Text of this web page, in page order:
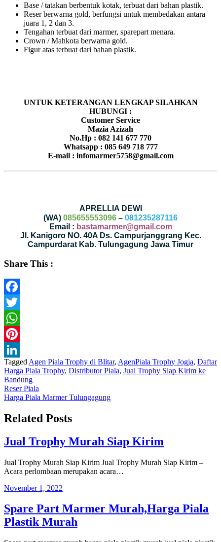
Base / tatakan berbentuk kotak, terbuat dari bahan plastik.
Reser berwarna gold, berfungsi untuk membedakan antara
juara 1, 2 dan 3.
Tengahan terbuat dari marmer, sparepart menara.
Crown / Mahkota berwarna gold.
Figur atas terbuat dari bahan plastik.
UNTUK KETERANGAN LENGKAP SILAHKAN
HUBUNGI :
Customer Service
Mazia Azizah
No.Hp : 082 141 677 770
Whatsapp : 085 649 718 777
E-mail : infomarmer5758@gmail.com
APRELLIA DEWI
(WA) 085655553096 – 081235287116
Email : bastamarmer@gmail.com
Jl. Kanigoro NO. 40A Ds. Campurjanggrang Kec.
Campurdarat Kab. Tulungagung Jawa Timur
Share This :
Facebook
Twitter
WhatsApp
Pinterest
LinkedIn
Tagged Agen Piala Trophy di Blitar, AgenPiala Trophy Jogja, Daftar
Harga Piala Trophy, Distributor Piala, Jual Trophy Siap Kirim ke
Bandung
Navigasi
pos
Reser Piala
Harga Piala Marmer Tulungagung
Related Posts
Jual Trophy Murah Siap Kirim
Jual Trophy Murah Siap Kirim Jual Trophy Murah Siap Kirim –
Acara perlombaan merupakan acara…
November 1, 2022
Spare Part Marmer Murah,Harga Piala
Plastik Murah